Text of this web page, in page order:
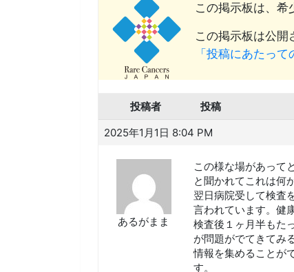
この掲示板は、希
この掲示板は公開
「投稿にあたって
投稿者
投稿
2025年1月1日 8:04 PM
あるがまま
この様な場があって
と聞かれてこれは何
翌日病院受して検査
言われています。健
検査後１ヶ月半もた
が問題がでてきてみ
情報を集めることが
す。